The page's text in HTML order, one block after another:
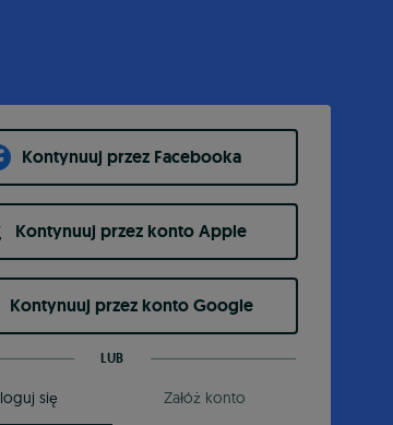
Kontynuuj przez Facebooka
Kontynuuj przez konto Apple
Kontynuuj przez konto Google
LUB
się Załóż konto